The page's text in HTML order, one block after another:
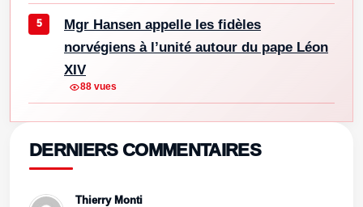
Mgr Hansen appelle les fidèles
norvégiens à l’unité autour du pape Léon
XIV
88 vues
DERNIERS COMMENTAIRES
Thierry Monti